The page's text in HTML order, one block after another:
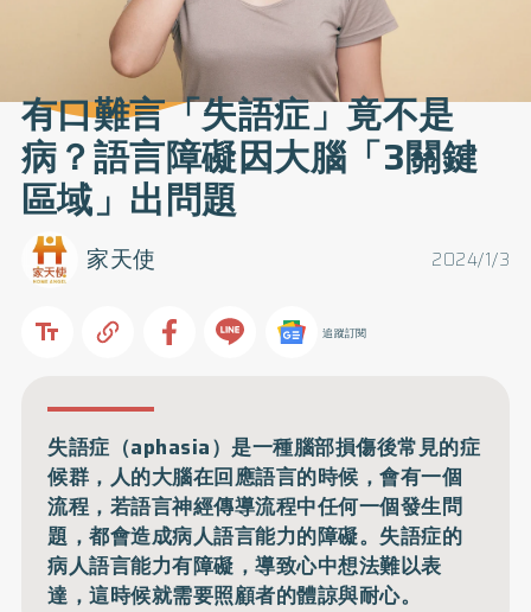
有口難言「失語症」竟不是
病？語言障礙因大腦「3關鍵
區域」出問題
2024/1/3
家天使
追蹤訂閱
失語症（aphasia）是一種腦部損傷後常見的症
候群，人的大腦在回應語言的時候，會有一個
流程，若語言神經傳導流程中任何一個發生問
題，都會造成病人語言能力的障礙。失語症的
病人語言能力有障礙，導致心中想法難以表
達，這時候就需要照顧者的體諒與耐心。